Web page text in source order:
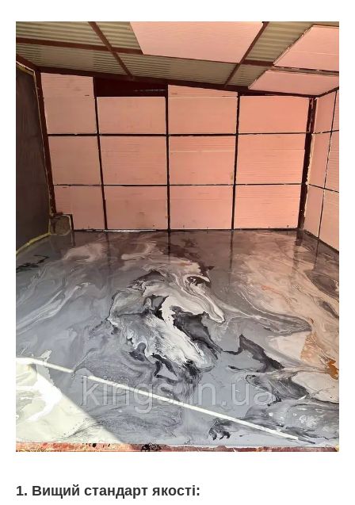
1. Вищий стандарт якості: